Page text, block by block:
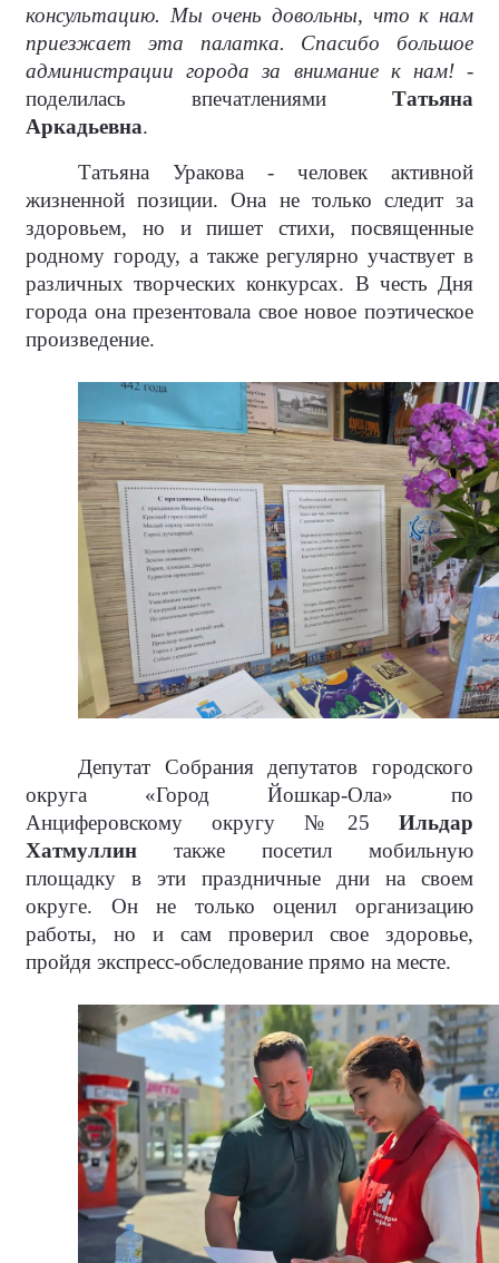
консультацию. Мы очень довольны, что к нам
приезжает эта палатка. Спасибо большое
администрации города за внимание к нам!-
поделилась впечатлениями Татьяна
Аркадьевна.
Татьяна Уракова - человек активной
жизненной позиции. Она не только следит за
здоровьем, но и пишет стихи, посвященные
родному городу, а также регулярно участвует в
различных творческих конкурсах. В честь Дня
города она презентовала свое новое поэтическое
произведение.
Депутат Собрания депутатов городского
округа «Город Йошкар-Ола» по
Анциферовскому округу №25 Ильдар
Хатмуллин также посетил мобильную
площадку в эти праздничные дни на своем
округе. Он не только оценил организацию
работы, но и сам проверил свое здоровье,
пройдя экспресс-обследование прямо на месте.